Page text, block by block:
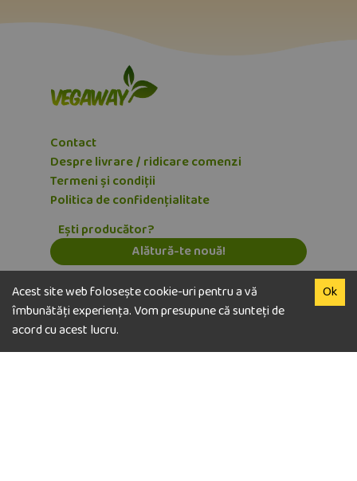
Acest site web folosește cookie-uri pentru a vă
îmbunătăți experiența. Vom presupune că sunteți de
acord cu acest lucru.
Ok
Contact
Despre livrare / ridicare comenzi
Termeni și condiții
Politica de confidențialitate
Ești producător?
Alătură-te nouă!
Abonează-te la newsletter
E-mail